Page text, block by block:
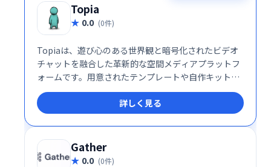
Topia
0.0 (0件)
Topiaは、遊び心のある世界観と暗号化されたビデオ
チャットを融合した革新的な空間メディアプラットフ
ォームです。用意されたテンプレートや自作キット
で、自分だけの空間を簡単に構築可能。ディナー、ポ
ッドキャスト、コンサート、会議など、500以上のバ
ーチャル空間が利用可能です。あなただけの世界を創
造し、新たなコミュニケーション体験を創造しましょ
う。
詳しく見る
Gather
0.0 (0件)